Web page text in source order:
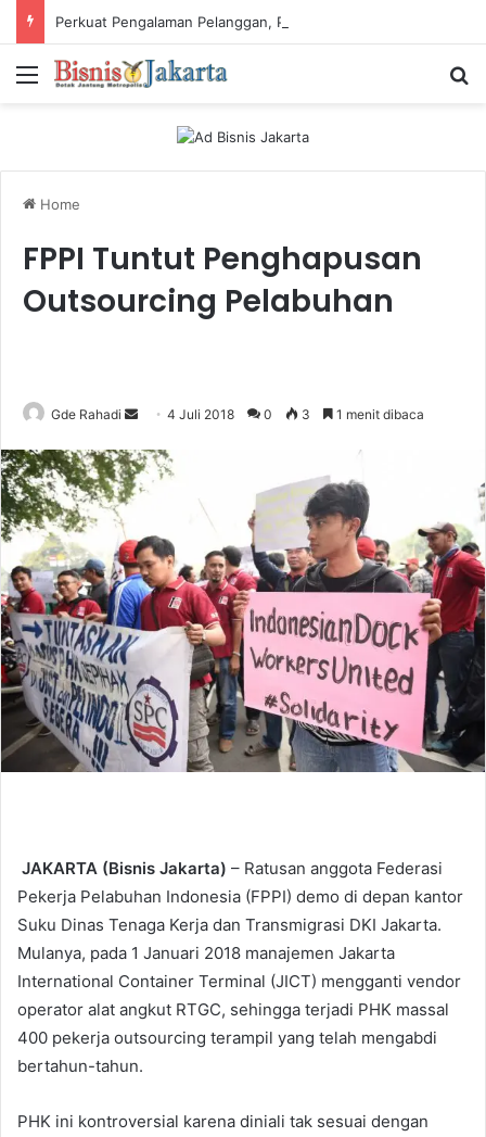
Menu
Home
FPPI Tuntut Penghapusan
Outsourcing Pelabuhan
Gde Rahadi
n
d
n
e
m
i
4 Juli 2018 0 3 1 menit dibaca
JAKARTA (Bisnis Jakarta) – Ratusan anggota Federasi
Pekerja Pelabuhan Indonesia (FPPI) demo di depan kantor
Suku Dinas Tenaga Kerja dan Transmigrasi DKI Jakarta.
Mulanya, pada 1 Januari 2018 manajemen Jakarta
International Container Terminal (JICT) mengganti vendor
operator alat angkut RTGC, sehingga terjadi PHK massal
400 pekerja outsourcing terampil yang telah mengabdi
bertahun-tahun.
PHK ini kontroversial karena diniali tak sesuai dengan